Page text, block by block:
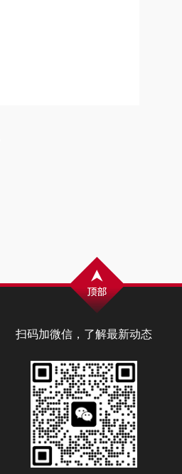
扫码加微信，了解最新动态